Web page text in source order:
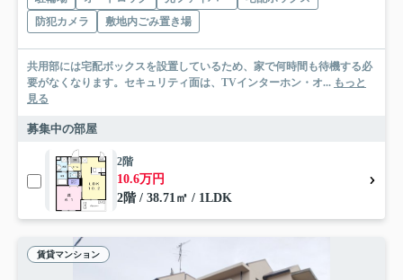
防犯カメラ
敷地内ごみ置き場
共用部には宅配ボックスを設置しているため、家で何時間も待機する必
要がなくなります。セキュリティ面は、TVインターホン・オ... もっと
見る
募集中の部屋
2階
10.6万円
2階 / 38.71㎡ / 1LDK
賃貸マンション